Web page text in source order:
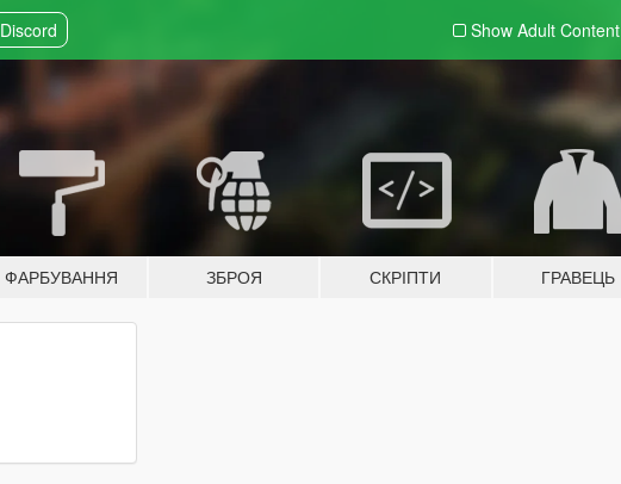
Show Adult Content
ФАРБУВАННЯ ЗБРОЯ СКРІПТИ ГРАВЕЦЬ